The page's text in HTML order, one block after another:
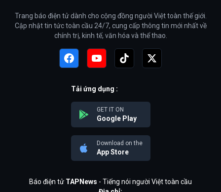
Trang báo điện tử dành cho cộng đồng người Việt toàn thế giới.
Cập nhật tin tức toàn cầu 24/7, cung cấp thông tin mới nhất về
chính trị, kinh tế, văn hóa và thể thao.
Tải ứng dụng :
GET IT ON
Google Play
Download on the
App Store
Báo điện tử TAPNews - Tiếng nói người Việt toàn cầu